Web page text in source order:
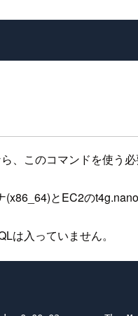
、このコマンドを使う
とEC2の
は入っていません。